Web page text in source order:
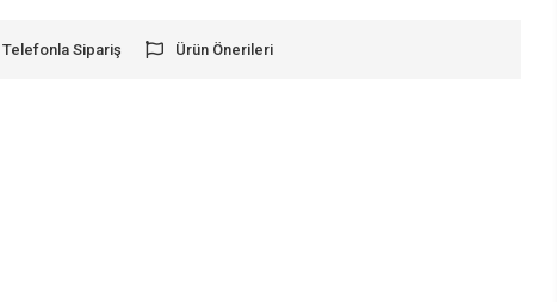
Telefonla Sipariş Ürün Önerileri